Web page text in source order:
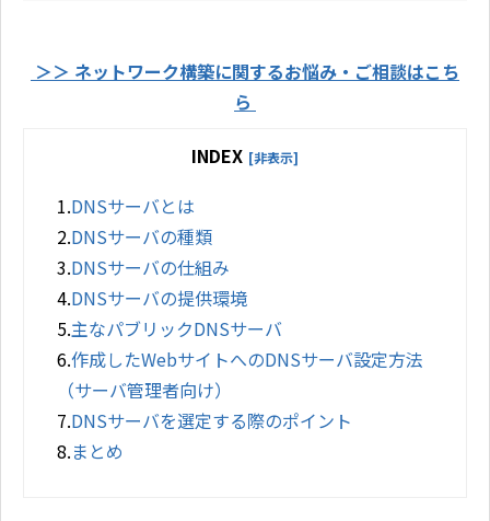
＞＞ ネットワーク構築に関するお悩み・ご相談はこち
ら
INDEX [非表示]
1.DNSサーバとは
2.DNSサーバの種類
3.DNSサーバの仕組み
4.DNSサーバの提供環境
5.主なパブリックDNSサーバ
6.作成したWebサイトへのDNSサーバ設定方法
（サーバ管理者向け）
7.DNSサーバを選定する際のポイント
8.まとめ